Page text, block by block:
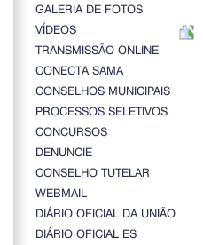
GALERIA DE FOTOS
VÍDEOS
TRANSMISSÃO ONLINE
CONECTA SAMA
CONSELHOS MUNICIPAIS
PROCESSOS SELETIVOS
CONCURSOS
DENUNCIE
CONSELHO TUTELAR
WEBMAIL
DIÁRIO OFICIAL DA UNIÃO
DIÁRIO OFICIAL ES